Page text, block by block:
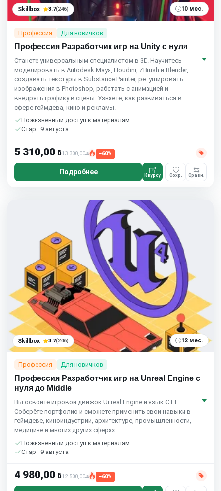
Skillbox 3.7(246) 10 мес.
Профессия Для новичков
Профессия Разработчик игр на Unity с нуля
Станете универсальным специалистом в 3D. Научитесь
моделировать в Autodesk Maya, Houdini, ZBrush и Blender,
создавать текстуры в Substance Painter, ретушировать
изображения в Photoshop, работать с анимацией и
внедрять графику в сцены. Узнаете, как развиваться в
сфере геймдева, кино и рекламы.
Пожизненный доступ к материалам
Старт 9 августа
5 310,00 ƃ13 300,00ƃ −60%
Подробнее К курсу Сохр. Сравн.
Skillbox 3.7(246) 12 мес.
Профессия Для новичков
Профессия Разработчик игр на Unreal Engine с
нуля до Middle
Вы освоите игровой движок Unreal Engine и язык C++.
Соберёте портфолио и сможете применить свои навыки в
геймдеве, киноиндустрии, архитектуре, промышленности,
медицине и многих других сферах.
Пожизненный доступ к материалам
Старт 9 августа
4 980,00 ƃ12 500,00ƃ −60%